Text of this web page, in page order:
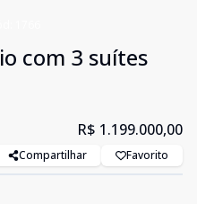
com 3 suítes
R$ 1.199.000,00
Compartilhar Favorito